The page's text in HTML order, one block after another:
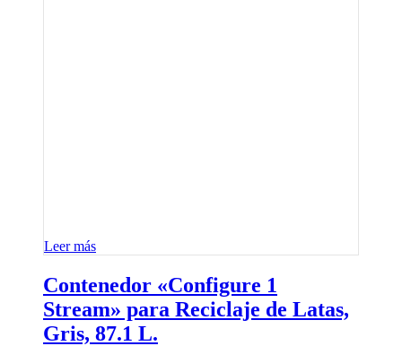
Leer más
Contenedor «Configure 1
Stream» para Reciclaje de Latas,
Gris, 87.1 L.